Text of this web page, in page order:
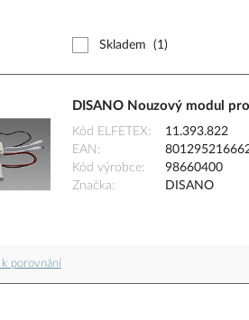
Skladem (1)
DISANO Nouzový modul
Kód ELFETEX
11.393.822
EAN
Kód výrobce
98660400
Značka
DISANO
k porovnání